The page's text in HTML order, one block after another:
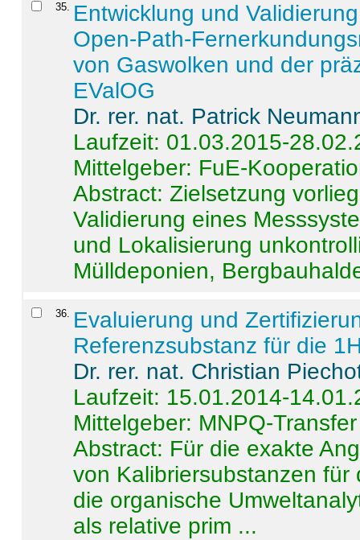
35. Entwicklung und
Open-Path-
von Gaswolken und der
EValOG
Dr. rer. nat. Patrick
Laufzeit: 01.03.2015-
Mittelgeber: FuE-
Abstract:Zielsetzung
Validierung eines
und Lokalisierung
Mülldeponien,
36. Evaluierung und
Referenzsubstanz für die
Dr. rer. nat. Christian
Laufzeit: 15.01.2014-
Mittelgeber: MNPQ-Transfer
Abstract: Für die exakte
von Kalibriersubstanzen
die organische
als relative prim ...